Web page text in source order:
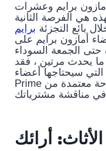
برايم وعشرات
هي الفرصة الثانية
بائع التجزئة برايم
أمازون برايم على
الجمعة السوداء
ما يحدث مرتين ، فقد
التي سيحتاجها أعضاء
Prime لتصميم مساحة معتمدة من Clever. فقط تأكد من
أرائك